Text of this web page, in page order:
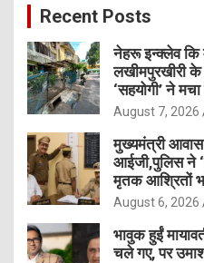
Recent Posts
नेहरू इन्क्लेव कि
लखीमपुरखीरी
‘सहयोगी’ ने
August 7, 2026
मुख्यमंत्री
आईजी,पुलिस ने
मृतक आश्रितों
August 6, 2026
भावुक हुईं
चले गए, पर